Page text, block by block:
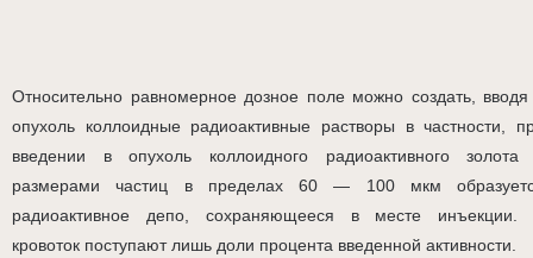
Относительно равномерное дозное поле можно создать,
опухоль коллоидные радиоактивные растворы в частности,
введении в опухоль коллоидного радиоактивного золота
размерами частиц в пределах 60 — 100 мкм
радиоактивное депо, сохраняющееся в месте инъекции.
кровоток поступают лишь доли процента введенной активности.